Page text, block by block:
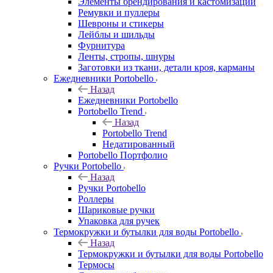
Ремувки и пуллеры
Шевроны и стикеры
Лейблы и шильды
Фурнитура
Ленты, стропы, шнуры
Заготовки из ткани, детали кроя, карманы
Ежедневники Portobello
Назад
Ежедневники Portobello
Portobello Trend
Назад
Portobello Trend
Недатированный
Portobello Портфолио
Ручки Portobello
Назад
Ручки Portobello
Роллеры
Шариковые ручки
Упаковка для ручек
Термокружки и бутылки для воды Portobello
Назад
Термокружки и бутылки для воды Portobello
Термосы